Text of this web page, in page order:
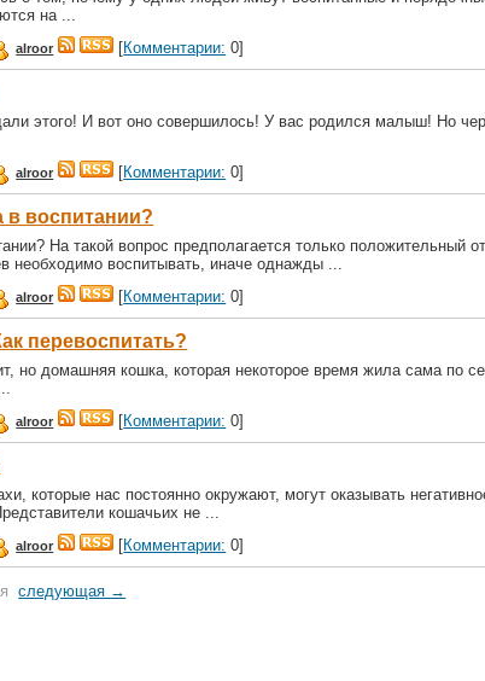
на ...
alroor [Комментарии: 0]
этого! И вот оно совершилось! У вас родился малыш! Но
alroor [Комментарии: 0]
в воспитании?
На такой вопрос предполагается только положительный
необходимо воспитывать, иначе однажды ...
alroor [Комментарии: 0]
перевоспитать?
но домашняя кошка, которая некоторое время жила сама по
alroor [Комментарии: 0]
которые нас постоянно окружают, могут оказывать
кошачьих не ...
alroor [Комментарии: 0]
следующая →